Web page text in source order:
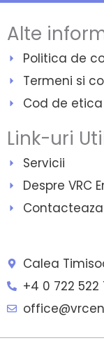
Alte
Politica de
Termeni si
Cod de
Link-uri
Servicii
Despre VRC
Calea
+4 0 722 522